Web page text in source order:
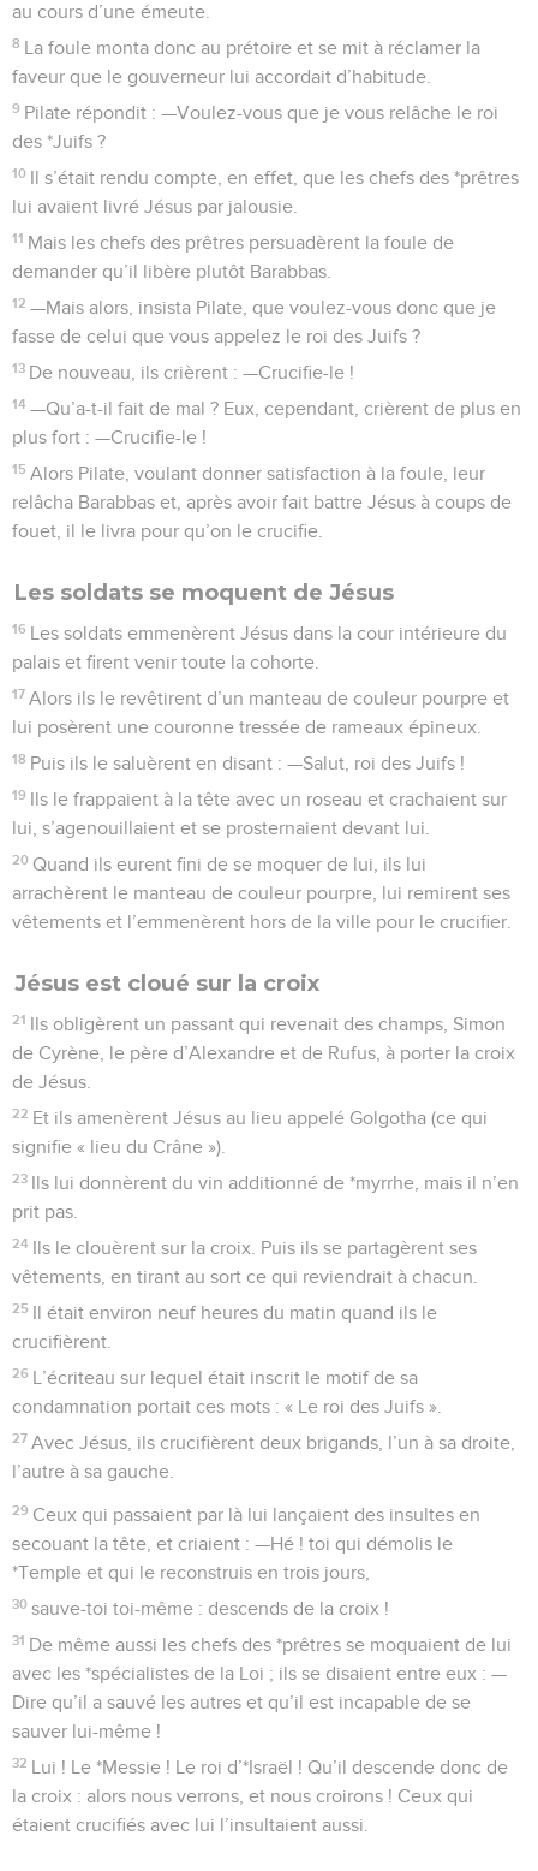
au cours d’une émeute.
8 La foule monta donc au prétoire et se mit à réclamer la
faveur que le gouverneur lui accordait d’habitude.
9 Pilate répondit : —Voulez-vous que je vous relâche le roi
des *Juifs ?
10 Il s’était rendu compte, en effet, que les chefs des *prêtres
lui avaient livré Jésus par jalousie.
11 Mais les chefs des prêtres persuadèrent la foule de
demander qu’il libère plutôt Barabbas.
12 —Mais alors, insista Pilate, que voulez-vous donc que je
fasse de celui que vous appelez le roi des Juifs ?
13 De nouveau, ils crièrent : —Crucifie-le !
14 —Qu’a-t-il fait de mal ? Eux, cependant, crièrent de plus en
plus fort : —Crucifie-le !
15 Alors Pilate, voulant donner satisfaction à la foule, leur
relâcha Barabbas et, après avoir fait battre Jésus à coups de
fouet, il le livra pour qu’on le crucifie.
Les soldats se moquent de Jésus
16 Les soldats emmenèrent Jésus dans la cour intérieure du
palais et firent venir toute la cohorte.
17 Alors ils le revêtirent d’un manteau de couleur pourpre et
lui posèrent une couronne tressée de rameaux épineux.
18 Puis ils le saluèrent en disant : —Salut, roi des Juifs !
19 Ils le frappaient à la tête avec un roseau et crachaient sur
lui, s’agenouillaient et se prosternaient devant lui.
20 Quand ils eurent fini de se moquer de lui, ils lui
arrachèrent le manteau de couleur pourpre, lui remirent ses
vêtements et l’emmenèrent hors de la ville pour le crucifier.
Jésus est cloué sur la croix
21 Ils obligèrent un passant qui revenait des champs, Simon
de Cyrène, le père d’Alexandre et de Rufus, à porter la croix
de Jésus.
22 Et ils amenèrent Jésus au lieu appelé Golgotha (ce qui
signifie « lieu du Crâne »).
23 Ils lui donnèrent du vin additionné de *myrrhe, mais il n’en
prit pas.
24 Ils le clouèrent sur la croix. Puis ils se partagèrent ses
vêtements, en tirant au sort ce qui reviendrait à chacun.
25 Il était environ neuf heures du matin quand ils le
crucifièrent.
26 L’écriteau sur lequel était inscrit le motif de sa
condamnation portait ces mots : « Le roi des Juifs ».
27 Avec Jésus, ils crucifièrent deux brigands, l’un à sa droite,
l’autre à sa gauche.
29 Ceux qui passaient par là lui lançaient des insultes en
secouant la tête, et criaient : —Hé ! toi qui démolis le
*Temple et qui le reconstruis en trois jours,
30 sauve-toi toi-même : descends de la croix !
31 De même aussi les chefs des *prêtres se moquaient de lui
avec les *spécialistes de la Loi ; ils se disaient entre eux : —
Dire qu’il a sauvé les autres et qu’il est incapable de se
sauver lui-même !
32 Lui ! Le *Messie ! Le roi d’*Israël ! Qu’il descende donc de
la croix : alors nous verrons, et nous croirons ! Ceux qui
étaient crucifiés avec lui l’insultaient aussi.